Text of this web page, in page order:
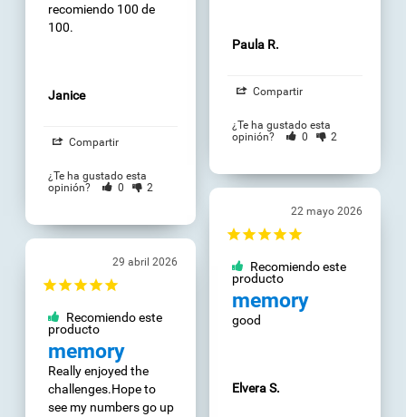
recomiendo 100 de
100.
Janice
Compartir
¿Te ha gustado esta
opinión?
0 2
Paula R.
Compartir
¿Te ha gustado esta
opinión?
0 2
22 mayo 2026
Recomiendo este
producto
memory
good
Elvera S.
29 abril 2026
Recomiendo este
producto
memory
Really enjoyed the
challenges.Hope to
see my numbers go up